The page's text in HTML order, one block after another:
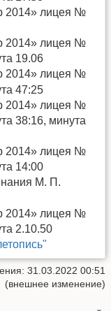
2014» лицея №
2014» лицея №
19.06
2014» лицея №
47:25
2014» лицея №
38:16, минута
2014» лицея №
14:00
М. П.
2014» лицея №
2.10.50
31.03.2022 00:51
(внешнее изменение)